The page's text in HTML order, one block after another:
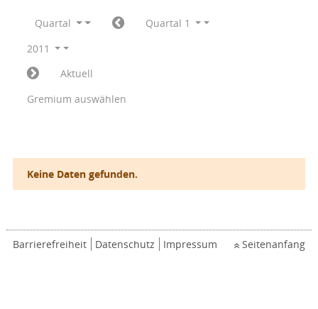
Quartal
Quartal 1
2011
Aktuell
Gremium auswählen
Keine Daten gefunden.
Barrierefreiheit Datenschutz Impressum Seitenanfang